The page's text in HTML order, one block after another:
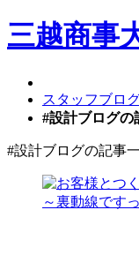
三越商事
スタッフブロ
#設計ブログの
#設計ブログの記事